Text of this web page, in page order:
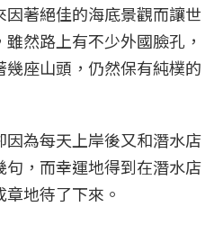
著絕佳的海底景觀而讓世
然路上有不少外國臉孔，
座山頭，仍然保有純樸的
為每天上岸後又和潛水店
，而幸運地得到在潛水店
地待了下來。